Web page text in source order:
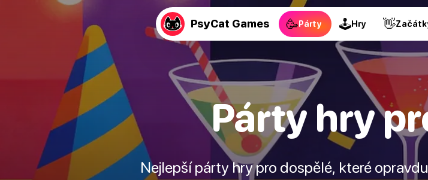
PsyCat Games 🥳Párty 🕹Hry 👋
Párty hry
Nejlepší párty hry pro dospělé, které